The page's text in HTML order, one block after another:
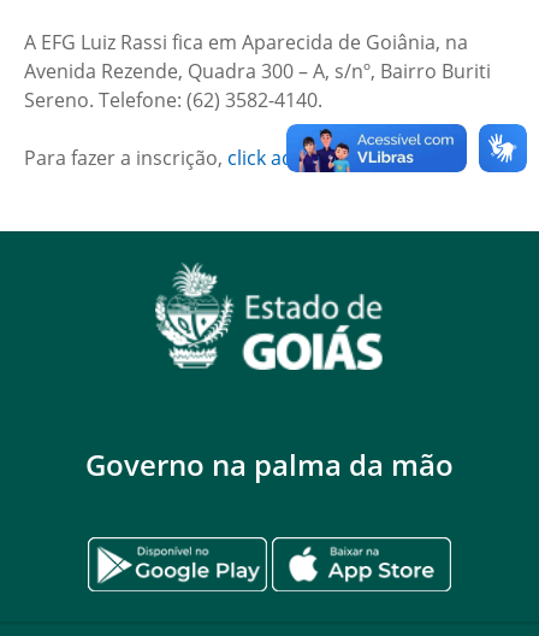
A EFG Luiz Rassi fica em Aparecida de Goiânia, na
Avenida Rezende, Quadra 300 – A, s/nº, Bairro Buriti
Sereno. Telefone: (62) 3582-4140.
Para fazer a inscrição, click aqui.
Governo na palma da mão